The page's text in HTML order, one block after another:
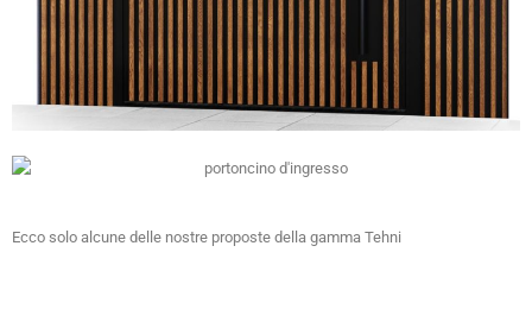
Ecco solo alcune delle nostre proposte della gamma Tehni